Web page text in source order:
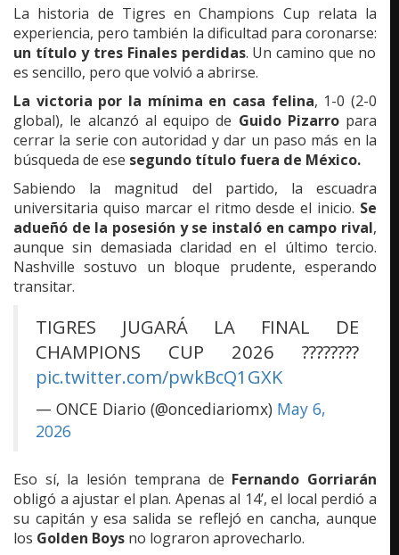
La historia de Tigres en Champions Cup relata la
experiencia, pero también la dificultad para coronarse:
un título y tres Finales perdidas. Un camino que no
es sencillo, pero que volvió a abrirse.
La victoria por la mínima en casa felina, 1-0 (2-0
global), le alcanzó al equipo de Guido Pizarropara
cerrar la serie con autoridad y dar un paso más en la
búsqueda de ese segundo título fuera de México.
Sabiendo la magnitud del partido, la escuadra
universitaria quiso marcar el ritmo desde el inicio. Se
adueñó de la posesión y se instaló en campo rival,
aunque sin demasiada claridad en el último tercio.
Nashville sostuvo un bloque prudente, esperando
transitar.
TIGRES JUGARÁ LA FINAL DE
CHAMPIONS CUP 2026 ????????
pic.twitter.com/pwkBcQ1GXK
— ONCE Diario (@oncediariomx) May 6,
2026
Eso sí, la lesión temprana de Fernando Gorriarán
obligó a ajustar el plan. Apenas al 14’, el local perdió a
su capitán y esa salida se reflejó en cancha, aunque
los Golden Boys no lograron aprovecharlo.